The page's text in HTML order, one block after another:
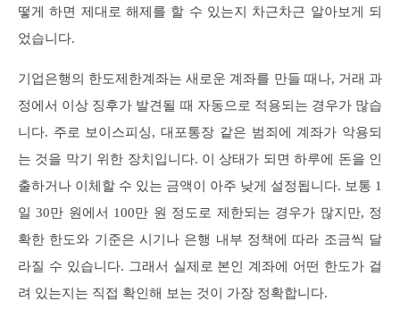
떻게 하면 제대로 해제를 할 수 있는지 차근차근 알아보게 되
었습니다.
기업은행의 한도제한계좌는 새로운 계좌를 만들 때나, 거래 과
정에서 이상 징후가 발견될 때 자동으로 적용되는 경우가 많습
니다. 주로 보이스피싱, 대포통장 같은 범죄에 계좌가 악용되
는 것을 막기 위한 장치입니다. 이 상태가 되면 하루에 돈을 인
출하거나 이체할 수 있는 금액이 아주 낮게 설정됩니다. 보통 1
일 30만 원에서 100만 원 정도로 제한되는 경우가 많지만, 정
확한 한도와 기준은 시기나 은행 내부 정책에 따라 조금씩 달
라질 수 있습니다. 그래서 실제로 본인 계좌에 어떤 한도가 걸
려 있는지는 직접 확인해 보는 것이 가장 정확합니다.